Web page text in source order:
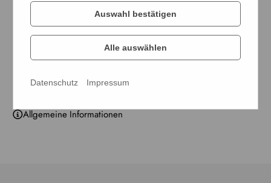
1 x 2,50 kg
32294-8
Allgemeine Informationen
Auswahl bestätigen
Alle auswählen
Datenschutz Impressum